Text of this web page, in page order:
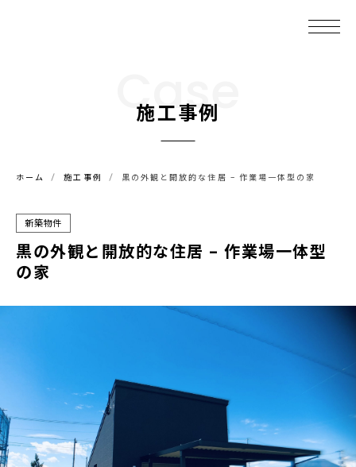
施工事例
Case
ホーム 施工事例 黒の外観と開放的な住居 – 作業場一体型の家
新築物件
黒の外観と開放的な住居 – 作業場一体型
の家